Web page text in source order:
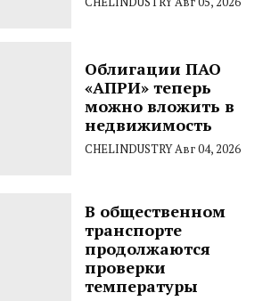
Облигации ПАО
«АПРИ» теперь
можно вложить в
недвижимость
CHELINDUSTRYАвг 04, 2026
В общественном
транспорте
продолжаются
проверки
температуры